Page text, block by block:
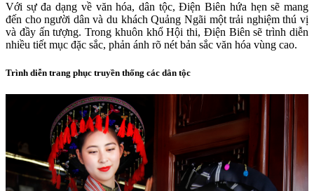
Với sự đa dạng về văn hóa, dân tộc, Điện Biên hứa hẹn sẽ mang
đến cho người dân và du khách Quảng Ngãi một trải nghiệm thú vị
và đầy ấn tượng. Trong khuôn khổ Hội thi, Điện Biên sẽ trình diễn
nhiều tiết mục đặc sắc, phản ánh rõ nét bản sắc văn hóa vùng cao.
Trình diễn trang phục truyền thống các dân tộc